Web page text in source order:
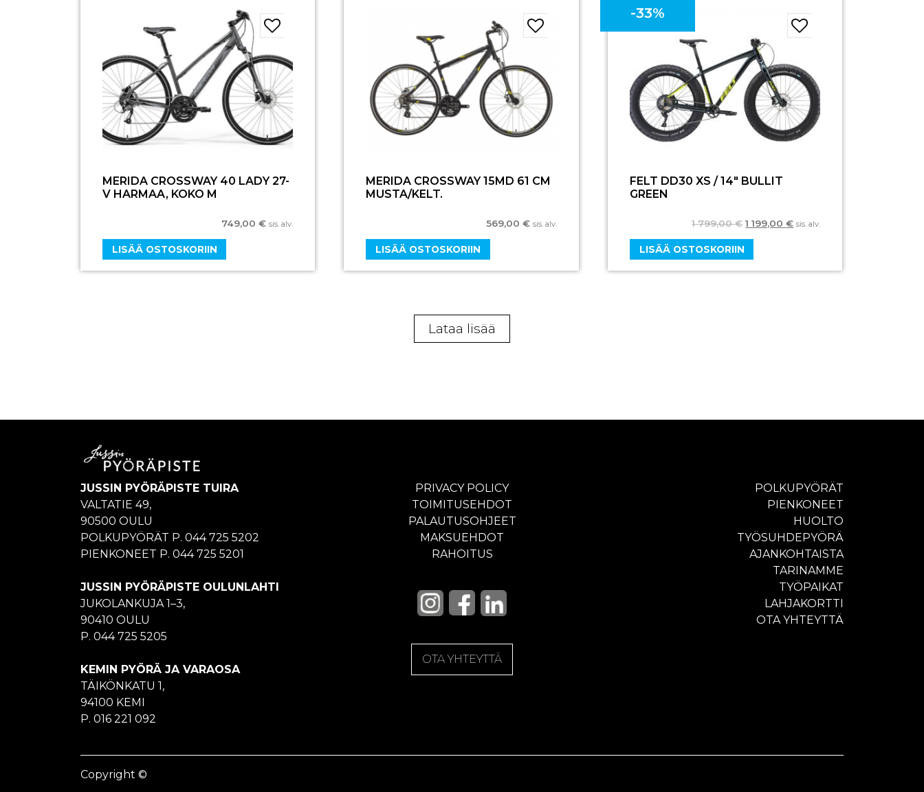
MERIDA CROSSWAY 40 LADY 27-
V HARMAA, KOKO M
749,00€ sis. alv.
LISÄÄ OSTOSKORIIN
MERIDA CROSSWAY 15MD 61 CM
MUSTA/KELT.
569,00 € sis. alv.
LISÄÄ OSTOSKORIIN
-33%
FELT DD30 XS / 14″ BULLIT
GREEN
1 799,00€ 1 199,00€ sis. alv.
LISÄÄ OSTOSKORIIN
Lataa lisää
JUSSIN PYÖRÄPISTE TUIRA
VALTATIE 49,
90500 OULU
POLKUPYÖRÄT P. 044 725 5202
PIENKONEET P. 044 725 5201
JUSSIN PYÖRÄPISTE OULUNLAHTI
JUKOLANKUJA 1–3,
90410 OULU
P. 044 725 5205
KEMIN PYÖRÄ JA VARAOSA
TÄIKÖNKATU 1,
94100 KEMI
P. 016 221 092
PRIVACY POLICY
TOIMITUSEHDOT
PALAUTUSOHJEET
MAKSUEHDOT
RAHOITUS
OTA YHTEYTTÄ
POLKUPYÖRÄT
PIENKONEET
HUOLTO
TYÖSUHDEPYÖRÄ
AJANKOHTAISTA
TARINAMME
TYÖPAIKAT
LAHJAKORTTI
OTA YHTEYTTÄ
Copyright ©